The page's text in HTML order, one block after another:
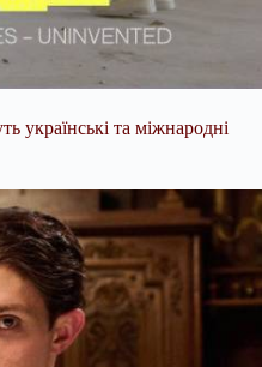
українські та міжнародні